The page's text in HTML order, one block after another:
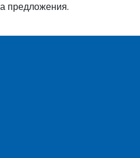
предложения.